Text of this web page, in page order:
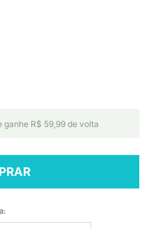
ganhe R$ 59,99 de volta